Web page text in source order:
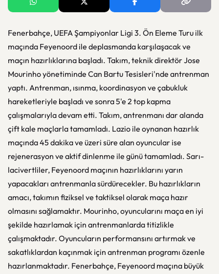
Fenerbahçe, UEFA Şampiyonlar Ligi 3. Ön Eleme Turu ilk
maçında Feyenoord ile deplasmanda karşılaşacak ve
maçın hazırlıklarına başladı. Takım, teknik direktör Jose
Mourinho yönetiminde Can Bartu Tesisleri'nde antrenman
yaptı. Antrenman, ısınma, koordinasyon ve çabukluk
hareketleriyle başladı ve sonra 5'e 2 top kapma
çalışmalarıyla devam etti. Takım, antrenmanı dar alanda
çift kale maçlarla tamamladı. Lazio ile oynanan hazırlık
maçında 45 dakika ve üzeri süre alan oyuncular ise
rejenerasyon ve aktif dinlenme ile günü tamamladı. Sarı-
lacivertliler, Feyenoord maçının hazırlıklarını yarın
yapacakları antrenmanla sürdürecekler. Bu hazırlıkların
amacı, takımın fiziksel ve taktiksel olarak maça hazır
olmasını sağlamaktır. Mourinho, oyuncularını maça en iyi
şekilde hazırlamak için antrenmanlarda titizlikle
çalışmaktadır. Oyuncuların performansını artırmak ve
sakatlıklardan kaçınmak için antrenman programı özenle
hazırlanmaktadır. Fenerbahçe, Feyenoord maçına büyük